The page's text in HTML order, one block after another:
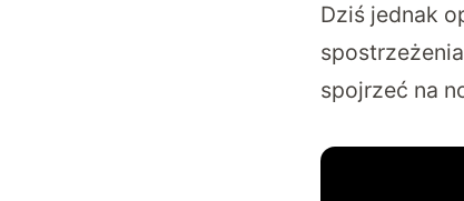
Dziś jednak
spojrzeć na